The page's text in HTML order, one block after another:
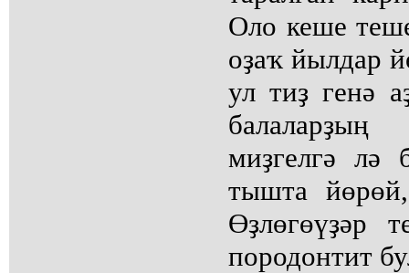
Оло кеше
оҙаҡ йылдар
ул тиҙ генә
миҙгелгә лә
тышта
Өҙлөгөүҙәр
породонтит